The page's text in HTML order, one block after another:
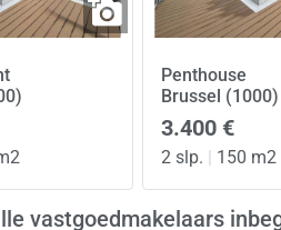
Penthouse
Brussel (1000)
3.400 €
2 slp. | 150 m2
vastgoedmakelaars